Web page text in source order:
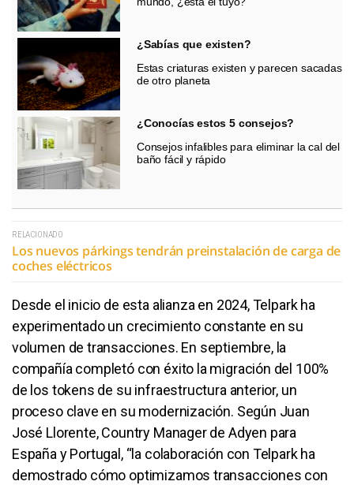
¿Sabías que existen?
Estas criaturas existen y parecen sacadas
de otro planeta
¿Conocías estos 5 consejos?
Consejos infalibles para eliminar la cal del
baño fácil y rápido
RELACIONADO
Los nuevos párkings tendrán preinstalación de carga de
coches eléctricos
Desde el inicio de esta alianza en 2024, Telpark ha
experimentado un crecimiento constante en su
volumen de transacciones. En septiembre, la
compañía completó con éxito la migración del 100%
de los tokens de su infraestructura anterior, un
proceso clave en su modernización. Según Juan
José Llorente, Country Manager de Adyen para
España y Portugal, “la colaboración con Telpark ha
demostrado cómo optimizamos transacciones con